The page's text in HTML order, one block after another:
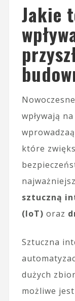
Jakie
wpływają
które
sztuczną
(IoT) oraz
Sztuczna
dużych
możliwe